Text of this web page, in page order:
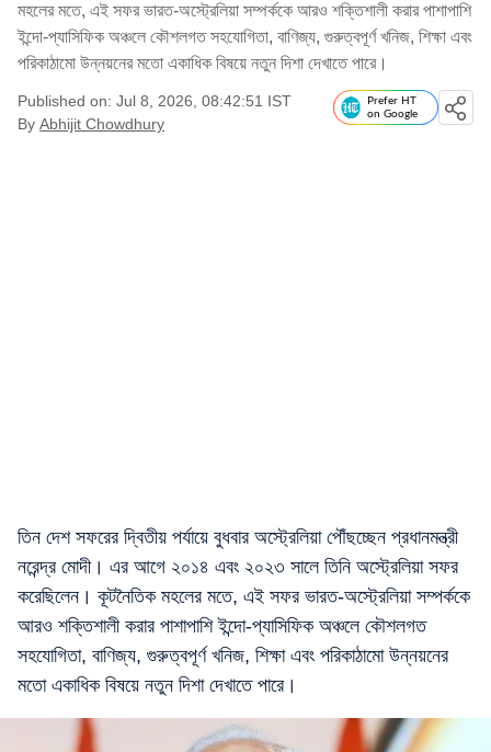
মহলের মতে, এই সফর ভারত-অস্ট্রেলিয়া সম্পর্ককে আরও শক্তিশালী করার পাশাপাশি
ইন্দো-প্যাসিফিক অঞ্চলে কৌশলগত সহযোগিতা, বাণিজ্য, গুরুত্বপূর্ণ খনিজ, শিক্ষা এবং
পরিকাঠামো উন্নয়নের মতো একাধিক বিষয়ে নতুন দিশা দেখাতে পারে।
Published on: Jul 8, 2026, 08:42:51 IST
By Abhijit Chowdhury
Prefer HT
on Google
তিন দেশ সফরের দ্বিতীয় পর্যায়ে বুধবার অস্ট্রেলিয়া পৌঁছচ্ছেন প্রধানমন্ত্রী
নরেন্দ্র মোদী। এর আগে ২০১৪ এবং ২০২৩ সালে তিনি অস্ট্রেলিয়া সফর
করেছিলেন। কূটনৈতিক মহলের মতে, এই সফর ভারত-অস্ট্রেলিয়া সম্পর্ককে
আরও শক্তিশালী করার পাশাপাশি ইন্দো-প্যাসিফিক অঞ্চলে কৌশলগত
সহযোগিতা, বাণিজ্য, গুরুত্বপূর্ণ খনিজ, শিক্ষা এবং পরিকাঠামো উন্নয়নের
মতো একাধিক বিষয়ে নতুন দিশা দেখাতে পারে।